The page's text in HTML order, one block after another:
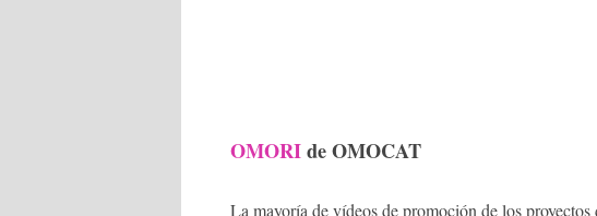
OMORIde OMOCAT
La mayoría de vídeos de promoción de los